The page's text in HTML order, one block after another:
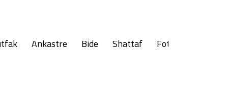
Ankastre Bide Shattaf Fotoselli